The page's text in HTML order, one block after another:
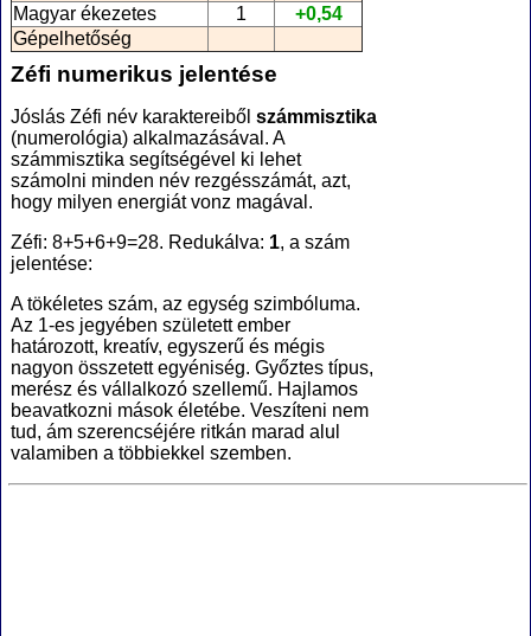
Magyar ékezetes
1
+0,54
Gépelhetőség
Zéfi numerikus jelentése
Jóslás Zéfi név karaktereiből számmisztika
(numerológia) alkalmazásával. A
számmisztika segítségével ki lehet
számolni minden név rezgésszámát, azt,
hogy milyen energiát vonz magával.
Zéfi: 8+5+6+9=28. Redukálva: 1, a szám
jelentése:
A tökéletes szám, az egység szimbóluma.
Az 1-es jegyében született ember
határozott, kreatív, egyszerű és mégis
nagyon összetett egyéniség. Győztes típus,
merész és vállalkozó szellemű. Hajlamos
beavatkozni mások életébe. Veszíteni nem
tud, ám szerencséjére ritkán marad alul
valamiben a többiekkel szemben.